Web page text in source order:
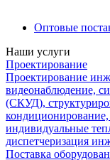
Оптовые
Наши услуги
Проектирование
Проектирование
видеонаблюдение,
(СКУД),
индивидуальные
диспетчеризация
Поставка